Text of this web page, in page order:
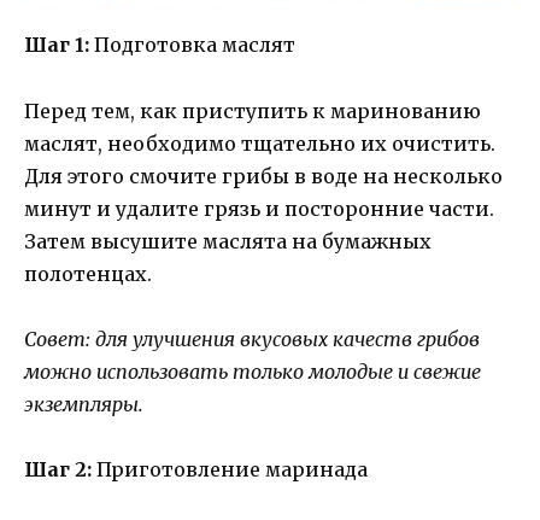
Шаг 1: Подготовка маслят
Перед тем, как приступить к маринованию
маслят, необходимо тщательно их очистить.
Для этого смочите грибы в воде на несколько
минут и удалите грязь и посторонние части.
Затем высушите маслята на бумажных
полотенцах.
Совет: для улучшения вкусовых качеств грибов
можно использовать только молодые и свежие
экземпляры.
Шаг 2: Приготовление маринада